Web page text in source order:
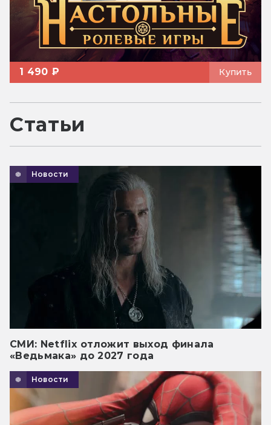
1 490 ₽ Купить
Статьи
Новости
СМИ: Netflix отложит выход финала
«Ведьмака» до 2027 года
Новости